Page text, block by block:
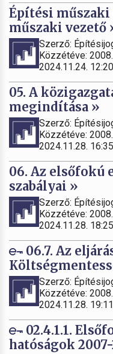
Építési műszaki
műszaki vezető
Szerző:
Közzétéve:
2024.11.24. 12:20
05. A
megindítása »
Szerző:
Közzétéve:
2024.11.28. 16:35
06. Az elsőfokú
szabályai »
Szerző:
Közzétéve:
2024.11.28. 18:25
06.7. Az
Szerző:
Közzétéve:
2024.11.28. 19:11
02.4.1.1.
hatóságok 2007-